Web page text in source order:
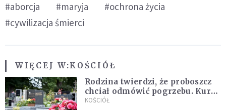
#aborcja #maryja
#ochrona życia
#cywilizacja śmierci
WIĘCEJ W:KOŚCIÓŁ
Rodzina twierdzi, że proboszcz
chciał odmówić pogrzebu. Kuria
zapowiada wyjaśnienia
KOŚCIÓŁ